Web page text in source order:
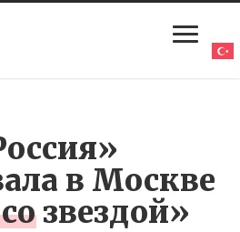
в Москве
звездой»